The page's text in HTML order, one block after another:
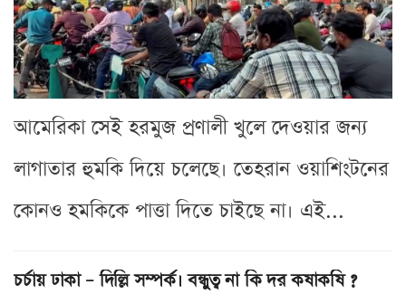
আমেরিকা সেই হরমুজ প্রণালী খুলে দেওয়ার জন্য
লাগাতার হুমকি দিয়ে চলেছে। তেহরান ওয়াশিংটনের
কোনও হমকিকে পাত্তা দিতে চাইছে না। এই...
চর্চায় ঢাকা – দিল্লি সম্পর্ক। বন্ধুত্ব না কি দর কষাকষি ?